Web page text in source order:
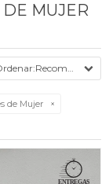
MUJER
Recomendados
de Mujer